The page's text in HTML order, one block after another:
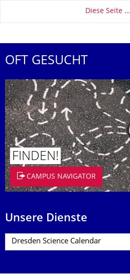
Diese Seite …
OFT GESUCHT
FINDEN!
CAMPUS NAVIGATOR
Unsere Dienste